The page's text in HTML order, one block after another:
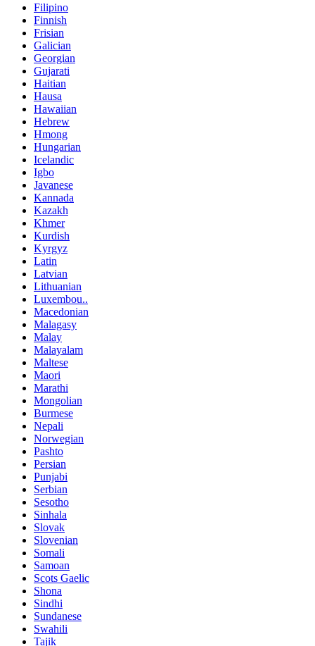
Filipino
Finnish
Frisian
Galician
Georgian
Gujarati
Haitian
Hausa
Hawaiian
Hebrew
Hmong
Hungarian
Icelandic
Igbo
Javanese
Kannada
Kazakh
Khmer
Kurdish
Kyrgyz
Latin
Latvian
Lithuanian
Luxembou..
Macedonian
Malagasy
Malay
Malayalam
Maltese
Maori
Marathi
Mongolian
Burmese
Nepali
Norwegian
Pashto
Persian
Punjabi
Serbian
Sesotho
Sinhala
Slovak
Slovenian
Somali
Samoan
Scots Gaelic
Shona
Sindhi
Sundanese
Swahili
Tajik